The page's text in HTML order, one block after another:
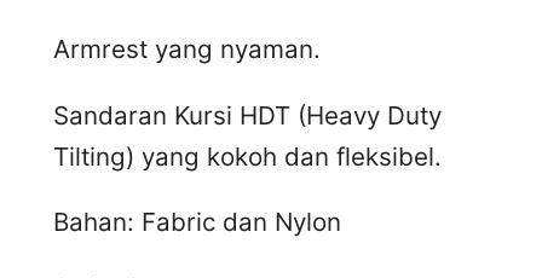
Armrest yang nyaman.
Sandaran Kursi HDT (Heavy Duty
Tilting) yang kokoh dan fleksibel.
Bahan: Fabric dan Nylon